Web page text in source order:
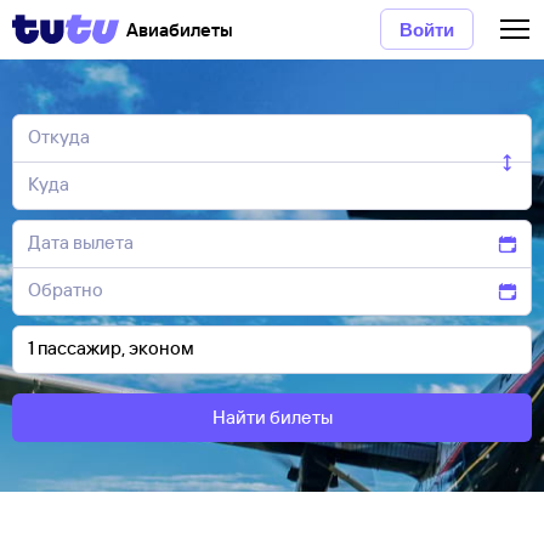
Авиабилеты Войти
Найти билеты